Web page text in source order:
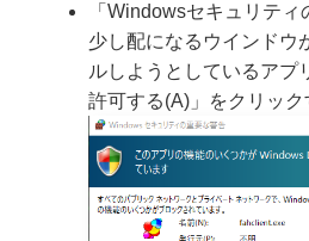
「Windowsセキュリテ
少し配になるウインドウ
ルしようとしているアプ
許可する(A)」をクリック